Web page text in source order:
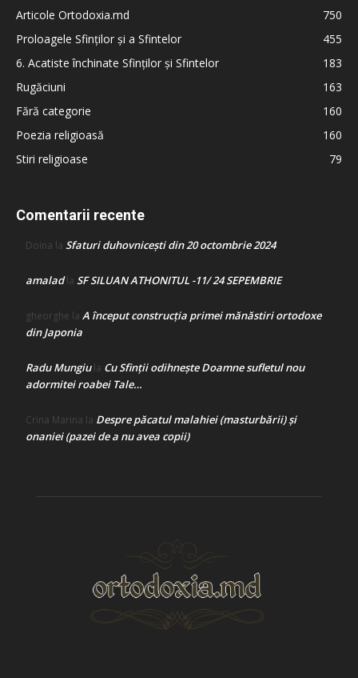
Articole Ortodoxia.md
750
Proloagele Sfinților și a Sfintelor
455
6. Acatiste închinate Sfinților și Sfintelor
183
Rugăciuni
163
Fără categorie
160
Poezia religioasă
160
Stiri religioase
79
Comentarii recente
Doina la Sfaturi duhovnicești din 20 octombrie 2024
amaladla SF SILUAN ATHONITUL -11/ 24 SEPEMBRIE
gheorghe la A început construcţia primei mănăstiri ortodoxe
din Japonia
Radu Mungiula Cu Sfinții odihnește Doamne sufletul nou
adormitei roabei Tale…
Crina Marina la Despre păcatul malahiei (masturbării) şi
onaniei (pazei de a nu avea copii)